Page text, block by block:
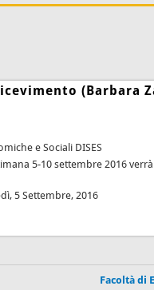
(Barbara
e Sociali DISES
5-10 settembre 2016
5 Settembre, 2016
Facoltà di